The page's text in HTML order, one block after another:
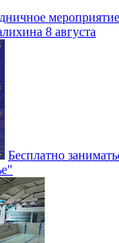
8 августа
Бесплатно